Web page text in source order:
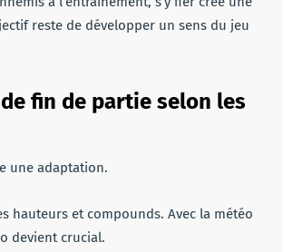
reste de développer un sens du jeu
fin de partie selon les
une adaptation.
hauteurs et compounds. Avec la météo
devient crucial.